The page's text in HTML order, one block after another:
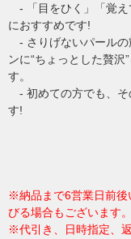
- 「目をひく」「覚え
におすすめです!
- さりげないパールの
ンに“ちょっとした贅
す。
- 初めての方でも、そ
す!
※納品まで6営業日前後
びる場合もございます
※代引き、日時指定、